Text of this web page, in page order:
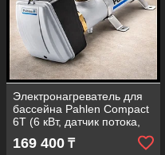
Электронагреватель для
бассейна Pahlen Compact
6Т (6 кВт, датчик потока,
корпус - сплав титана)
169 400 ₸